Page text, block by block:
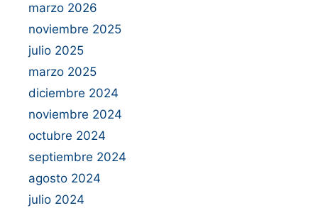
marzo 2026
noviembre 2025
julio 2025
marzo 2025
diciembre 2024
noviembre 2024
octubre 2024
septiembre 2024
agosto 2024
julio 2024